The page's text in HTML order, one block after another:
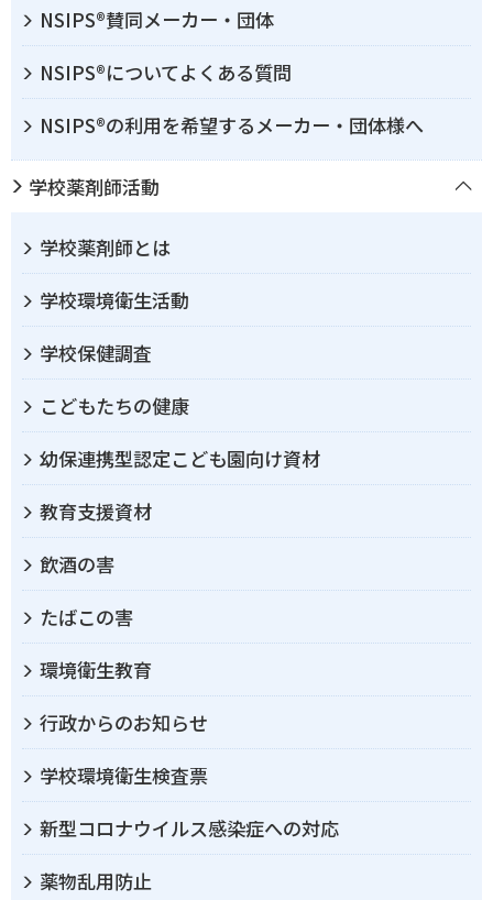
NSIPS®賛同メーカー・団体
NSIPS®についてよくある質問
NSIPS®の利用を希望するメーカー・団体様へ
学校薬剤師活動
学校薬剤師とは
学校環境衛生活動
学校保健調査
こどもたちの健康
幼保連携型認定こども園向け資材
教育支援資材
飲酒の害
たばこの害
環境衛生教育
行政からのお知らせ
学校環境衛生検査票
新型コロナウイルス感染症への対応
薬物乱用防止